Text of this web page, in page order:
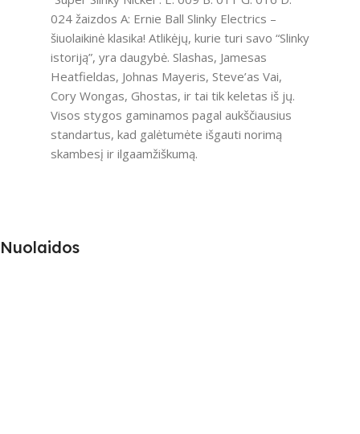
024 žaizdos A: Ernie Ball Slinky Electrics –
šiuolaikinė klasika! Atlikėjų, kurie turi savo “Slinky
istoriją”, yra daugybė. Slashas, Jamesas
Heatfieldas, Johnas Mayeris, Steve’as Vai,
Cory Wongas, Ghostas, ir tai tik keletas iš jų.
Visos stygos gaminamos pagal aukščiausius
standartus, kad galėtumėte išgauti norimą
skambesį ir ilgaamžiškumą.
Nuolaidos